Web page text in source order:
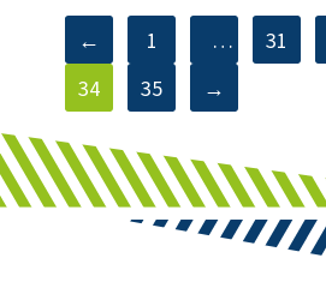
← 1 … 31
34
35 →